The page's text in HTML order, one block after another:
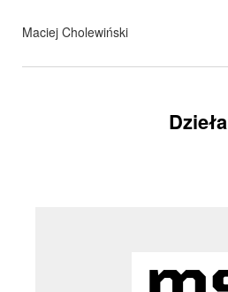
Maciej Cholewiński
Dzieła